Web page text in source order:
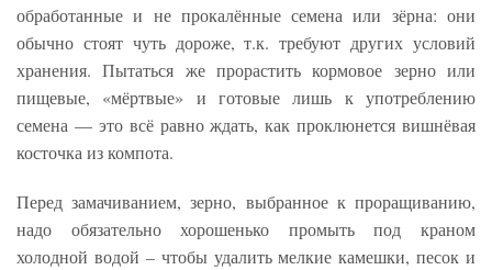
обработанные и не прокалённые семена или зёрна: они
обычно стоят чуть дороже, т.к. требуют других условий
хранения. Пытаться же прорастить кормовое зерно или
пищевые, «мёртвые» и готовые лишь к употреблению
семена — это всё равно ждать, как проклюнется вишнёвая
косточка из компота.
Перед замачиванием, зерно, выбранное к проращиванию,
надо обязательно хорошенько промыть под краном
холодной водой – чтобы удалить мелкие камешки, песок и